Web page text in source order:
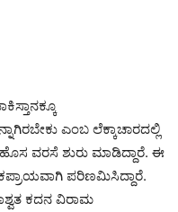
ಎಂಬ ಲೆಕ್ಕಾಚಾರದಲ್ಲಿ
ಹೊಸ ವರಸೆ ಶುರು ಮಾಡಿದ್ದಾರೆ. ಈ
ಪರಿಣಮಿಸಿದ್ದಾರೆ.
ಕದನ ವಿರಾಮ